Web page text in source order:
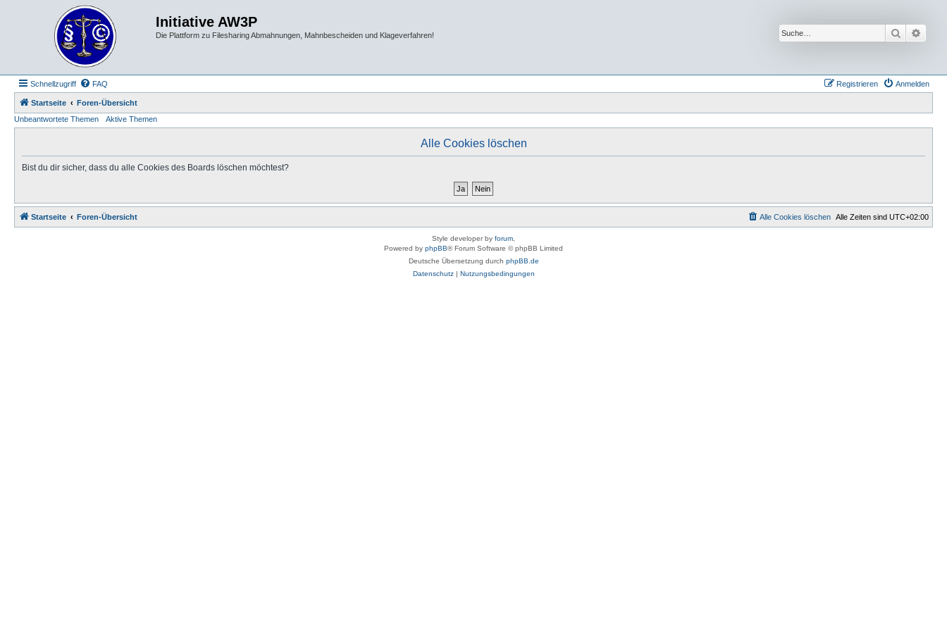
Initiative AW3P
Die Plattform zu Filesharing Abmahnungen, Mahnbescheiden und Klageverfahren! Suche
Schnellzugriff FAQ Anmelden
Registrieren
Startseite
Foren-Übersicht
Unbeantwortete Themen
Aktive Themen
Alle Cookies löschen
Bist du dir sicher, dass du alle Cookies des Boards löschen möchtest?
Startseite Foren-Übersicht Alle Zeiten sind UTC+02:00
Alle Cookies löschen
Style developer by forum
Powered by phpBB® Forum Software © phpBB Limited
Deutsche Übersetzung durch phpBB.de
Datenschutz| Nutzungsbedingungen